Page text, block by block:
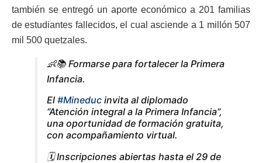
también se entregó un aporte económico a 201 familias
de estudiantes fallecidos, el cual asciende a 1 millón 507
mil 500 quetzales.
👶📚 Formarse para fortalecer la Primera
Infancia.
El #Mineduc invita al diplomado
“Atención integral a la Primera Infancia”,
una oportunidad de formación gratuita,
con acompañamiento virtual.
🗓️ Inscripciones abiertas hasta el 29 de